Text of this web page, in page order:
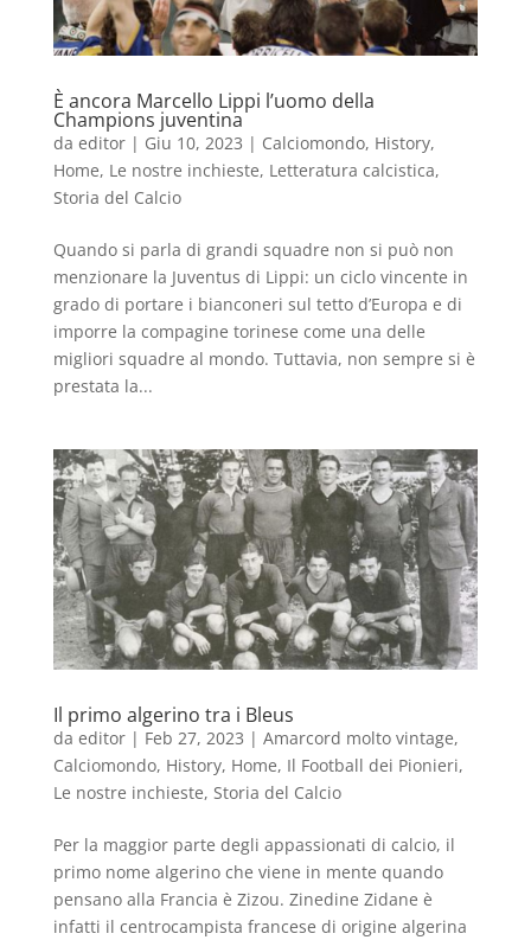
È ancora Marcello Lippi l’uomo della
Champions juventina
da editor| Giu 10, 2023 | Calciomondo, History,
Home, Le nostre inchieste, Letteratura calcistica,
Storia del Calcio
Quando si parla di grandi squadre non si può non
menzionare la Juventus di Lippi: un ciclo vincente in
grado di portare i bianconeri sul tetto d’Europa e di
imporre la compagine torinese come una delle
migliori squadre al mondo. Tuttavia, non sempre si è
prestata la...
Il primo algerino tra i Bleus
da editor| Feb 27, 2023 | Amarcord molto vintage,
Calciomondo, History, Home, Il Football dei Pionieri,
Le nostre inchieste, Storia del Calcio
Per la maggior parte degli appassionati di calcio, il
primo nome algerino che viene in mente quando
pensano alla Francia è Zizou. Zinedine Zidane è
infatti il centrocampista francese di origine algerina